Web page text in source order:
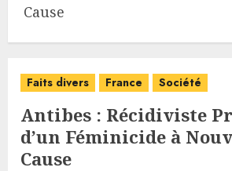
Cause
Faits divers France Société
Antibes : Récidiviste
d’un Féminicide à
Cause